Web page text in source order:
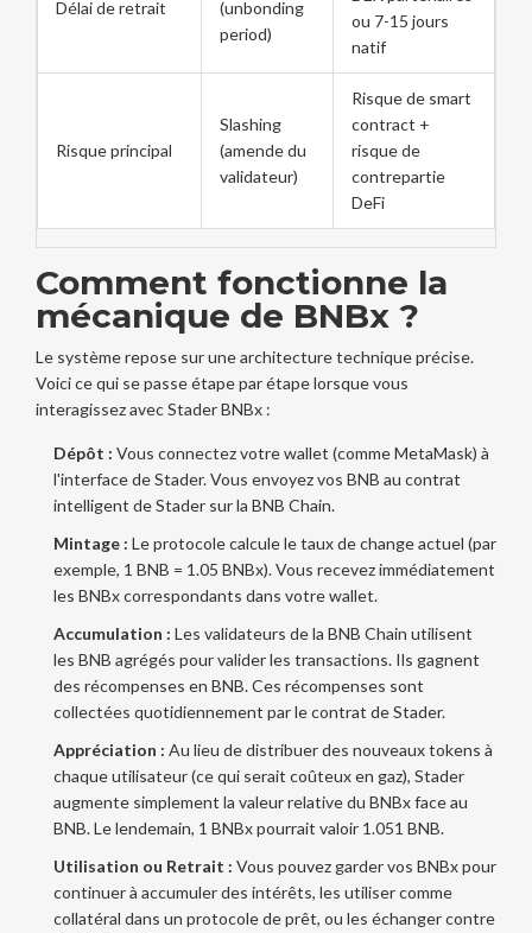
Délai de retrait
(unbonding
period)
ou 7-15 jours
natif
Risque principal
Slashing
(amende du
validateur)
Risque de smart
contract +
risque de
contrepartie
DeFi
Comment fonctionne la
mécanique de BNBx ?
Le système repose sur une architecture technique précise.
Voici ce qui se passe étape par étape lorsque vous
interagissez avecStader BNBx:
Dépôt : Vous connectez votre wallet (commeMetaMask) à
l'interface de Stader. Vous envoyez vos BNB au contrat
intelligent de Stader sur la BNB Chain.
Mintage : Le protocole calcule le taux de change actuel (par
exemple, 1 BNB = 1.05 BNBx). Vous recevez immédiatement
les BNBx correspondants dans votre wallet.
Accumulation : Les validateurs de la BNB Chain utilisent
les BNB agrégés pour valider les transactions. Ils gagnent
des récompenses en BNB. Ces récompenses sont
collectées quotidiennement par le contrat de Stader.
Appréciation : Au lieu de distribuer des nouveaux tokens à
chaque utilisateur (ce qui serait coûteux en gaz), Stader
augmente simplement la valeur relative du BNBx face au
BNB. Le lendemain, 1 BNBx pourrait valoir 1.051 BNB.
Utilisation ou Retrait : Vous pouvez garder vos BNBx pour
continuer à accumuler des intérêts, les utiliser comme
collatéral dans un protocole de prêt, ou les échanger contre